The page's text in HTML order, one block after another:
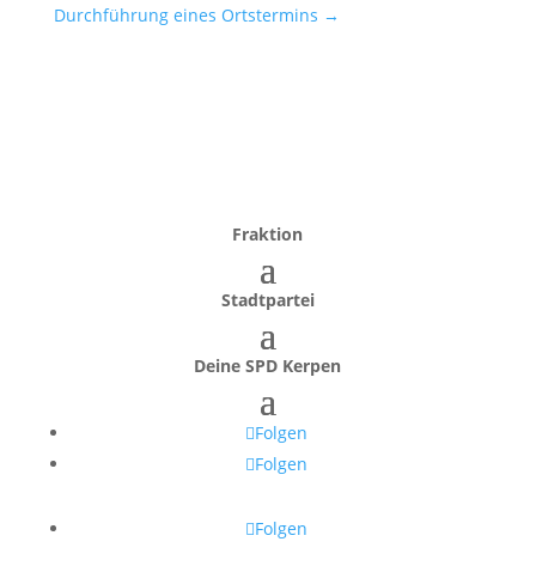
Durchführung eines Ortstermins →
Fraktion
Stadtpartei
Deine SPD Kerpen
Folgen
Folgen
Folgen